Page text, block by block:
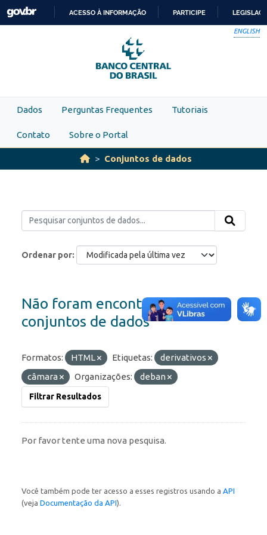
Skip to main content
PARA
O
CONTEÚDO
ACESSO À INFORMAÇÃO PARTICIPE
ENGLISH
Dados Perguntas Frequentes Tutoriais
Contato Sobre o Portal
Conjuntos de dados
Ordenar por
Não foram encontrados
conjuntos de dados
Formatos: HTML Etiquetas:
derivativos
câmara
Organizações: deban
Filtrar Resultados
Por favor tente uma nova pesquisa.
Você também pode ter acesso a esses registros usando a API
(veja Documentação da API).